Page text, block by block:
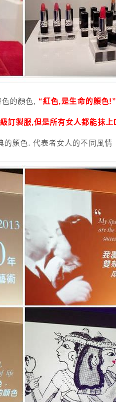
的顏色, “紅色,是生命的顏色!”
訂製服,但是所有女人都能抹
的顏色. 代表者女人的不同風情